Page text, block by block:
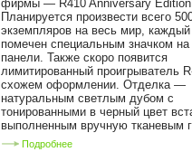
фирмы — R410 Anniversary
Планируется произвести всего
экземпляров на весь мир, каждый
помечен специальным значком на
панели. Также скоро появится
лимитированный проигрыватель
схожем оформлении. Отделка —
натуральным светлым дубом с
тонированными в черный цвет
выполненным вручную тканевым
Подробнее